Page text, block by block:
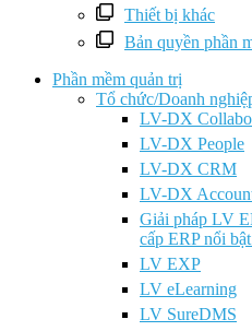
Thiết bị khác
Bản quyền phần
Phần mềm quản trị
Tổ chức/Doanh
LV-DX
LV-DX People
LV-DX CRM
LV-DX
Giải pháp LV
cấp ERP nổi
LV EXP
LV eLearning
LV SureDMS